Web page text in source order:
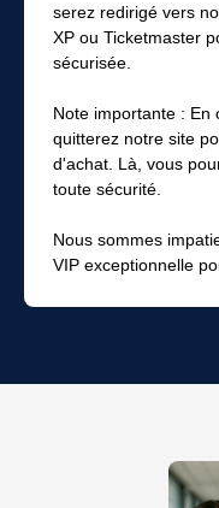
serez redirigé vers
XP ou Ticketmaster
sécurisée.
Note importante : En
quitterez notre site
d'achat. Là, vous
toute sécurité.
Nous sommes
VIP exceptionnelle